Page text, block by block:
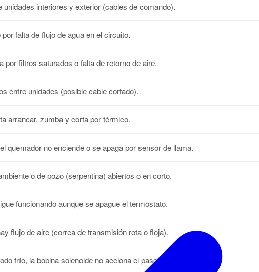
unidades interiores y exterior (cables de comando).
falta de flujo de agua en el circuito.
por filtros saturados o falta de retorno de aire.
entre unidades (posible cable cortado).
arrancar, zumba y corta por térmico.
quemador no enciende o se apaga por sensor de llama.
o de pozo (serpentina) abiertos o en corto.
funcionando aunque se apague el termostato.
flujo de aire (correa de transmisión rota o floja).
frío, la bobina solenoide no acciona el paso a calor.